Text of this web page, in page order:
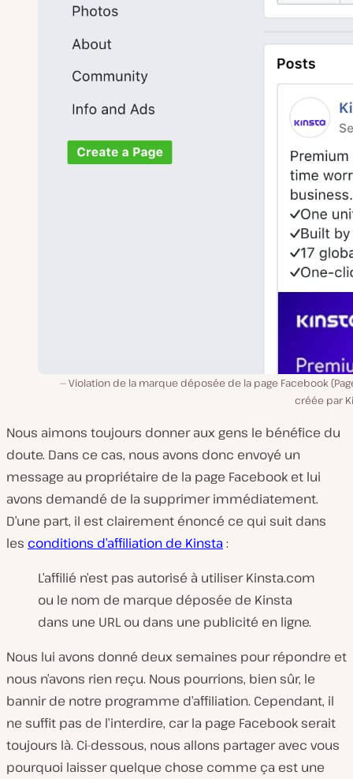
Violation de la marque déposée de la page Facebook
créée par
Nous aimons toujours donner aux gens le bénéfice du
doute. Dans ce cas, nous avons donc envoyé un
message au propriétaire de la page Facebook et lui
avons demandé de la supprimer immédiatement.
D’une part, il est clairement énoncé ce qui suit dans
les conditions d’affiliation de Kinsta:
L’affilié n’est pas autorisé à utiliser Kinsta.com
ou le nom de marque déposée de Kinsta
dans une URL ou dans une publicité en ligne.
Nous lui avons donné deux semaines pour répondre et
nous n’avons rien reçu. Nous pourrions, bien sûr, le
bannir de notre programme d’affiliation. Cependant, il
ne suffit pas de l’interdire, car la page Facebook serait
toujours là. Ci-dessous, nous allons partager avec vous
pourquoi laisser quelque chose comme ça est une